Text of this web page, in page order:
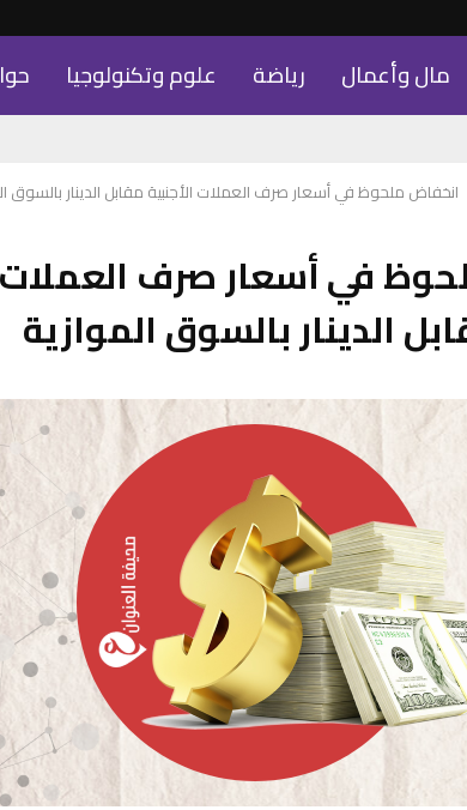
مال وأعمال رياضة علوم وتكنولوجيا
انخفاض ملحوظ في أسعار صرف العملات الأجنبية مقابل الدينار بالسوق
في أسعار صرف العملات
الدينار بالسوق الموازية